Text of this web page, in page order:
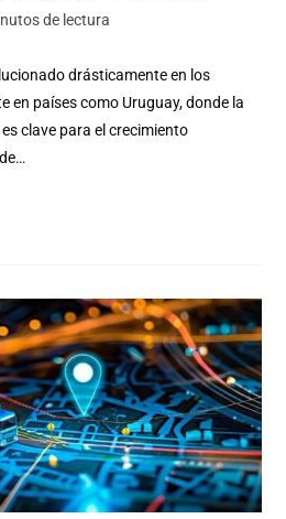
de lectura
drásticamente en los
en países como Uruguay, donde la
clave para el crecimiento